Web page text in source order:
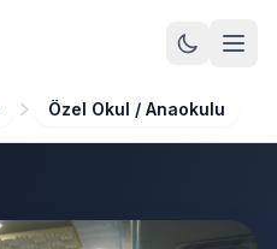
Özel Okul / Anaokulu